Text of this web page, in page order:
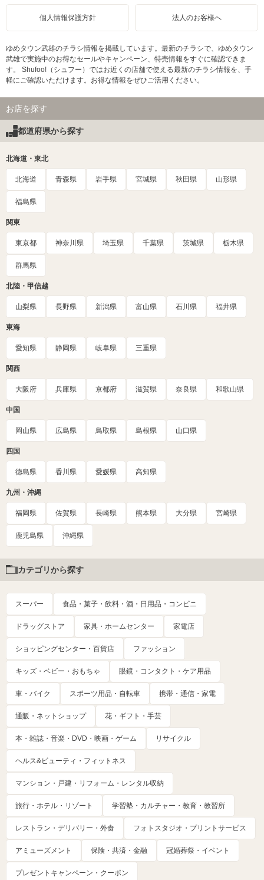
個人情報保護方針 法人のお客様へ
ゆめタウン武雄のチラシ情報を掲載しています。最新のチラシで、ゆめタウン
武雄で実施中のお得なセールやキャンペーン、特売情報をすぐに確認できま
す。 Shufoo!（シュフー）ではお近くの店舗で使える最新のチラシ情報を、手
軽にご確認いただけます。お得な情報をぜひご活用ください。
お店を探す
都道府県から探す
北海道・東北
北海道 青森県 岩手県 宮城県 秋田県 山形県
福島県
関東
東京都 神奈川県 埼玉県 千葉県 茨城県 栃木県
群馬県
北陸・甲信越
山梨県 長野県 新潟県 富山県 石川県 福井県
東海
愛知県 静岡県 岐阜県 三重県
関西
大阪府 兵庫県 京都府 滋賀県 奈良県 和歌山県
中国
岡山県 広島県 鳥取県 島根県 山口県
四国
徳島県 香川県 愛媛県 高知県
九州・沖縄
福岡県 佐賀県 長崎県 熊本県 大分県 宮崎県
鹿児島県 沖縄県
カテゴリから探す
スーパー 食品・菓子・飲料・酒・日用品・コンビニ
ドラッグストア 家具・ホームセンター 家電店
ショッピングセンター・百貨店 ファッション
キッズ・ベビー・おもちゃ 眼鏡・コンタクト・ケア用品
車・バイク スポーツ用品・自転車 携帯・通信・家電
通販・ネットショップ 花・ギフト・手芸
本・雑誌・音楽・DVD・映画・ゲーム リサイクル
ヘルス&ビューティ・フィットネス
マンション・戸建・リフォーム・レンタル収納
旅行・ホテル・リゾート 学習塾・カルチャー・教育・教習所
レストラン・デリバリー・外食 フォトスタジオ・プリントサービス
アミューズメント 保険・共済・金融 冠婚葬祭・イベント
プレゼントキャンペーン・クーポン